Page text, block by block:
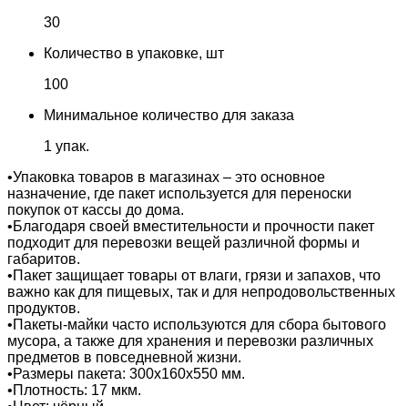
30
Количество в упаковке, шт
100
Минимальное количество для заказа
1 упак.
•Упаковка товаров в магазинах – это основное
назначение, где пакет используется для переноски
покупок от кассы до дома.
•Благодаря своей вместительности и прочности пакет
подходит для перевозки вещей различной формы и
габаритов.
•Пакет защищает товары от влаги, грязи и запахов, что
важно как для пищевых, так и для непродовольственных
продуктов.
•Пакеты-майки часто используются для сбора бытового
мусора, а также для хранения и перевозки различных
предметов в повседневной жизни.
•Размеры пакета: 300х160х550 мм.
•Плотность: 17 мкм.